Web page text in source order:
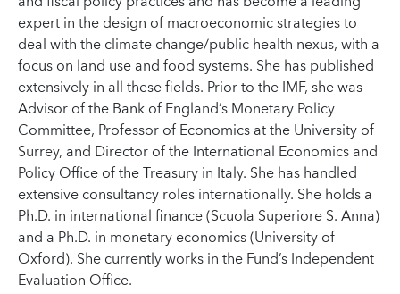
expert in the design of macroeconomic strategies to
deal with the climate change/public health nexus, with a
focus on land use and food systems. She has published
extensively in all these fields. Prior to the IMF, she was
Advisor of the Bank of England’s Monetary Policy
Committee, Professor of Economics at the University of
Surrey, and Director of the International Economics and
Policy Office of the Treasury in Italy. She has handled
extensive consultancy roles internationally. She holds a
Ph.D. in international finance (Scuola Superiore S. Anna)
and a Ph.D. in monetary economics (University of
Oxford). She currently works in the Fund’s Independent
Evaluation Office.